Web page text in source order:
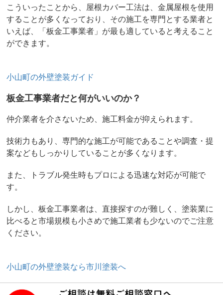
こういったことから、屋根カバー工法は、金属屋根を使用
することが多くなっており、その施工を専門とする業者と
いえば、「板金工事業者」が最も適していると考えること
ができます。
小山町の外壁塗装ガイド
板金工事業者だと何がいいのか？
仲介業者を介さないため、施工料金が抑えられます。
技術力もあり、専門的な施工が可能であることや調査・提
案などもしっかりしていることが多くなります。
また、トラブル発生時もプロによる迅速な対応が可能で
す。
しかし、板金工事業者は、直接探すのが難しく、塗装業に
比べると市場規模も小さめで施工業者も少ないのでご注意
ください。
小山町の外壁塗装なら市川塗装へ